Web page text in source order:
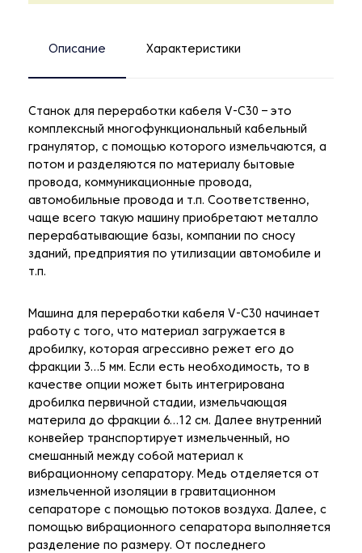
Описание Характеристики
Станок для переработки кабеля V-C30 – это
комплексный многофункциональный кабельный
гранулятор, с помощью которого измельчаются, а
потом и разделяются по материалу бытовые
провода, коммуникационные провода,
автомобильные провода и т.п. Соответственно,
чаще всего такую машину приобретают металло
перерабатывающие базы, компании по сносу
зданий, предприятия по утилизации автомобиле и
т.п.
Машина для переработки кабеля V-C30 начинает
работу с того, что материал загружается в
дробилку, которая агрессивно режет его до
фракции 3…5 мм. Если есть необходимость, то в
качестве опции может быть интегрирована
дробилка первичной стадии, измельчающая
материла до фракции 6…12 см. Далее внутренний
конвейер транспортирует измельченный, но
смешанный между собой материал к
вибрационному сепаратору. Медь отделяется от
измельченной изоляции в гравитационном
сепараторе с помощью потоков воздуха. Далее, с
помощью вибрационного сепаратора выполняется
разделение по размеру. От последнего